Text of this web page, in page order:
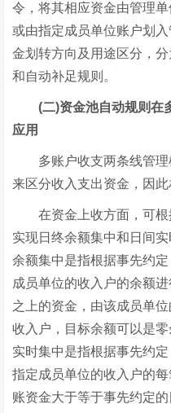
令，将其相应资金由管理
或由指定成员单位账户划
金划转方向及用途区分，
和自动补足规则。
(二)资金池自动规则在
应用
多账户收支两条线管理
来区分收入支出资金，因此
在资金上收方面，可根
实现日终余额集中和日间
余额集中是指根据事先约
成员单位的收入户的余额
之上的资金，由该成员单
收入户，目标余额可以是
实时集中是指根据事先约
指定成员单位的收入户的
账资金大于等于事先约定